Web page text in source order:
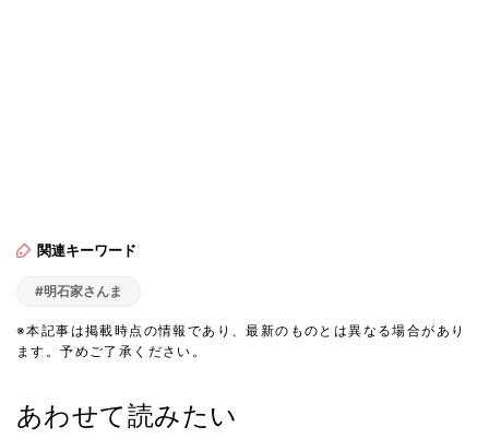
関連キーワード
#明石家さんま
※本記事は掲載時点の情報であり、最新のものとは異なる場合があり
ます。予めご了承ください。
あわせて読みたい